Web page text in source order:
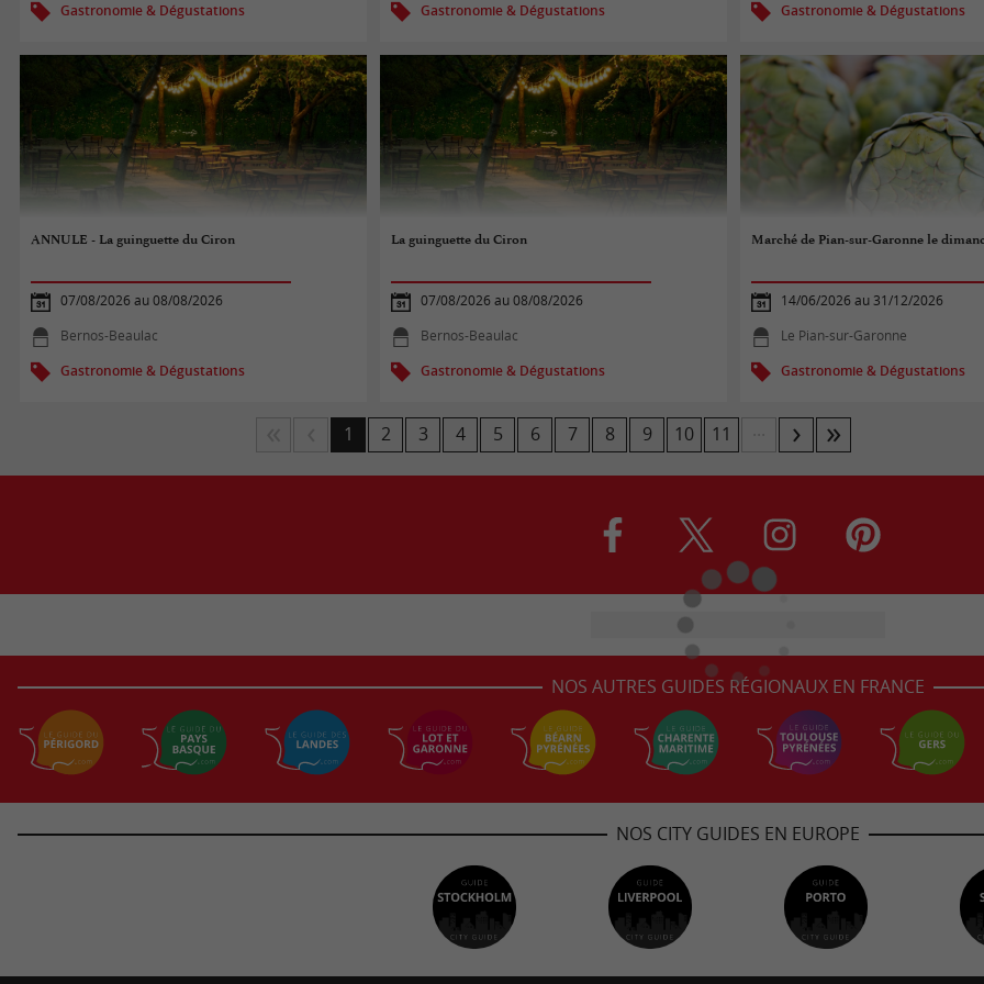
Gastronomie & Dégustations Gastronomie & Dégustations Gastronomie & Dégustations
ANNULE - La guinguette du Ciron
07/08/2026 au 08/08/2026
Bernos-Beaulac
Gastronomie & Dégustations
La guinguette du Ciron
07/08/2026 au 08/08/2026
Bernos-Beaulac
Gastronomie & Dégustations
Marché de Pian-sur-Garonne le
14/06/2026 au 31/12/2026
Le Pian-sur-Garonne
Gastronomie & Dégustations
1 2 3 4 5 6 7 8 9 10 11
NOS AUTRES GUIDES RÉGIONAUX EN FRANCE
NOS CITY GUIDES EN EUROPE